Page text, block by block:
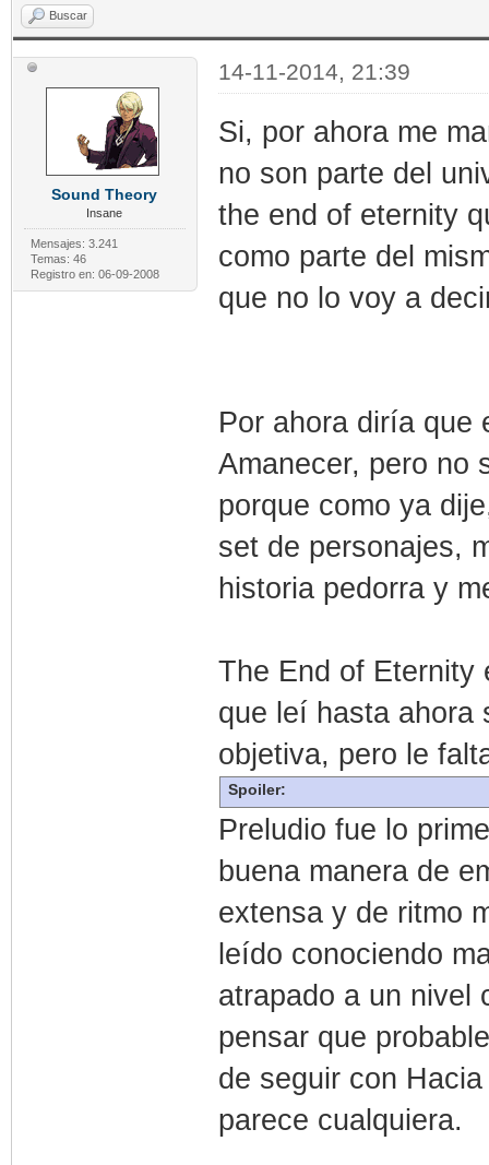
Buscar
Sound Theory
Insane
Mensajes: 3.241
Temas: 46
Registro en: 06-09-2008
14-11-2014, 21:39
Si, por ahora me
no son parte del
the end of eternity
como parte del
que no lo voy a
Por ahora diría que
Amanecer, pero no
porque como ya
set de personajes,
historia pedorra y
The End of Eternity
que leí hasta ahora
objetiva, pero le
Spoiler:
Preludio fue lo
buena manera de
extensa y de ritmo
leído conociendo
atrapado a un nivel
pensar que
de seguir con
parece cualquiera.